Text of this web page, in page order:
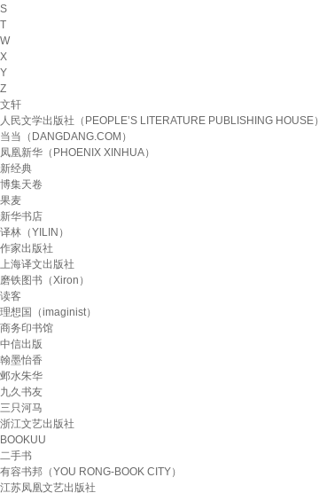
S
T
W
X
Y
Z
文轩
人民文学出版社（PEOPLE’S LITERATURE PUBLISHING HOUSE）
当当（DANGDANG.COM）
凤凰新华（PHOENIX XINHUA）
新经典
博集天卷
果麦
新华书店
译林（YILIN）
作家出版社
上海译文出版社
磨铁图书（Xiron）
读客
理想国（imaginist）
商务印书馆
中信出版
翰墨怡香
邺水朱华
九久书友
三只河马
浙江文艺出版社
BOOKUU
二手书
有容书邦（YOU RONG-BOOK CITY）
江苏凤凰文艺出版社